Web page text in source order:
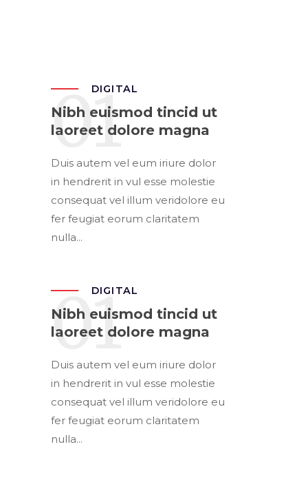
DIGITAL
Nibh euismod tincid ut
laoreet dolore magna
01
Duis autem vel eum iriure dolor
in hendrerit in vul esse molestie
consequat vel illum veridolore eu
fer feugiat eorum claritatem
nulla...
DIGITAL
Nibh euismod tincid ut
laoreet dolore magna
01
Duis autem vel eum iriure dolor
in hendrerit in vul esse molestie
consequat vel illum veridolore eu
fer feugiat eorum claritatem
nulla...